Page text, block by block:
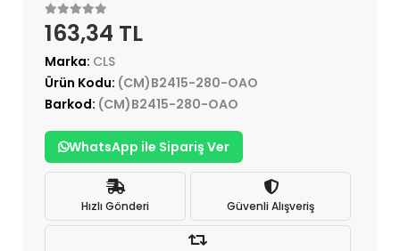
163,34 TL
Marka: CLS
Ürün Kodu: (CM)B2415-280-OAO
Barkod: (CM)B2415-280-OAO
WhatsApp ile Sipariş Ver
Hızlı Gönderi Güvenli Alışveriş